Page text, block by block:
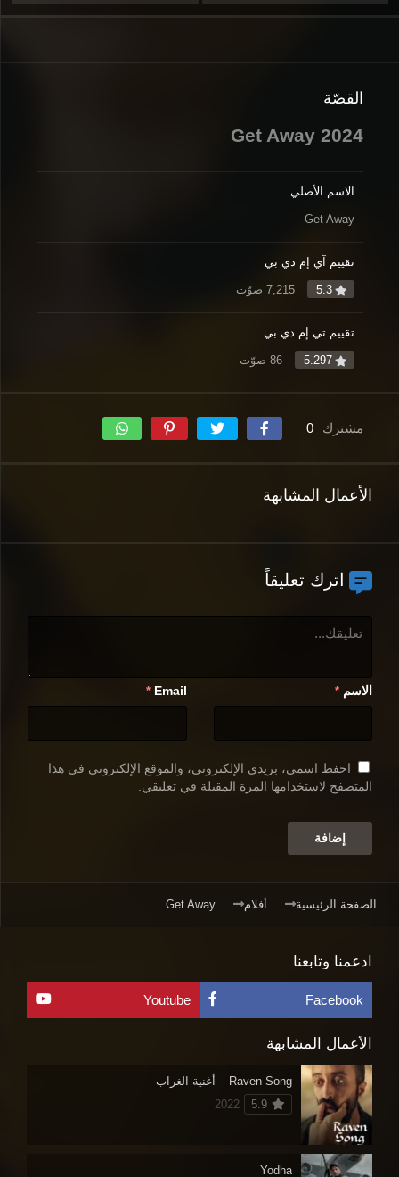
القصّة
Get Away 2024
الاسم الأصلي
Get Away
تقييم آي إم دي بي
5.3
تقييم تي إم دي بي
5.297
مشترك 0
الأعمال المشابهة
اترك تعليقاً
الاسم *
Email
*
احفظ اسمي، بريدي الإلكتروني، والموقع الإلكتروني في هذا
المتصفح لاستخدامها المرة المقبلة في تعليقي.
الصفحة الرئيسية أفلام Get Away
ادعمنا وتابعنا
Facebook
Youtube
الأعمال المشابهة
Raven Song – أغنية الغراب
5.9
2022
Yodha